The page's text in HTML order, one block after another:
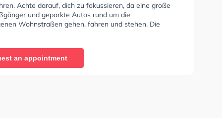
Achte darauf, dich zu fokussieren, da eine große
und geparkte Autos rund um die
Wohnstraßen gehen, fahren und stehen. Die
bietet Hervorragende Bedingungen um deine Klasse
A2, Klasse C1, Klasse C1E, Klasse C, Klasse CE,
Klasse DE1, Klasse D, Klasse DE, Klasse L, Klasse T und
zu erhalten.
an appointment